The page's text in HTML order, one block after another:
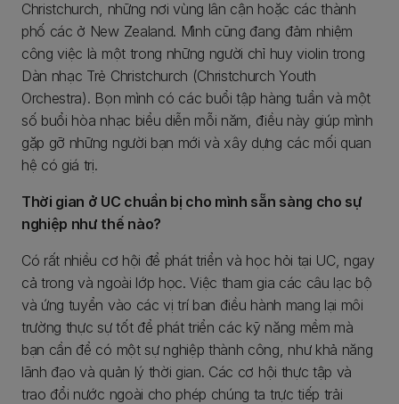
Christchurch, những nơi vùng lân cận hoặc các thành
phố các ở New Zealand. Mình cũng đang đảm nhiệm
công việc là một trong những người chỉ huy violin trong
Dàn nhạc Trẻ Christchurch (Christchurch Youth
Orchestra). Bọn mình có các buổi tập hàng tuần và một
số buổi hòa nhạc biểu diễn mỗi năm, điều này giúp mình
gặp gỡ những người bạn mới và xây dựng các mối quan
hệ có giá trị.
Thời gian ở UC chuẩn bị cho mình sẵn sàng cho sự
nghiệp như thế nào?
Có rất nhiều cơ hội để phát triển và học hỏi tại UC, ngay
cả trong và ngoài lớp học. Việc tham gia các câu lạc bộ
và ứng tuyển vào các vị trí ban điều hành mang lại môi
trường thực sự tốt để phát triển các kỹ năng mềm mà
bạn cần để có một sự nghiệp thành công, như khả năng
lãnh đạo và quản lý thời gian. Các cơ hội thực tập và
trao đổi nước ngoài cho phép chúng ta trực tiếp trải